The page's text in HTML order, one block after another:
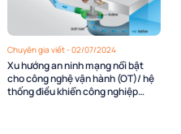
Chuyên gia viết - 02/07/2024
Xu hướng an ninh mạng nổi bật
cho công nghệ vận hành (OT)/ hệ
thống điều khiển công nghiệp